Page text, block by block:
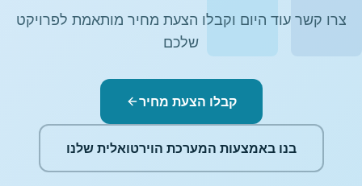
צרו קשר עוד היום וקבלו הצעת מחיר מותאמת לפרויקט
שלכם
קבלו הצעת מחיר
בנו באמצעות המערכת הוירטואלית שלנו